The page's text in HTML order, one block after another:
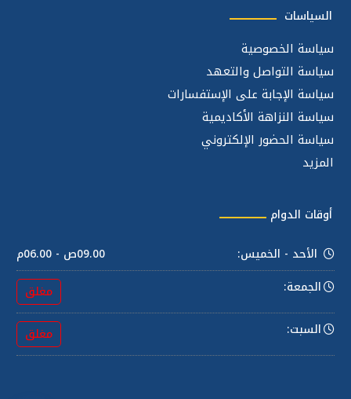
السياسات
سياسة الخصوصية
سياسة التواصل والتعهد
سياسة الإجابة على الإستفسارات
سياسة النزاهة الأكاديمية
سياسة الحضور الإلكتروني
المزيد
أوقات الدوام
الأحد - الخميس:
09.00ص - 06.00م
الجمعة:
مغلق
السبت:
مغلق